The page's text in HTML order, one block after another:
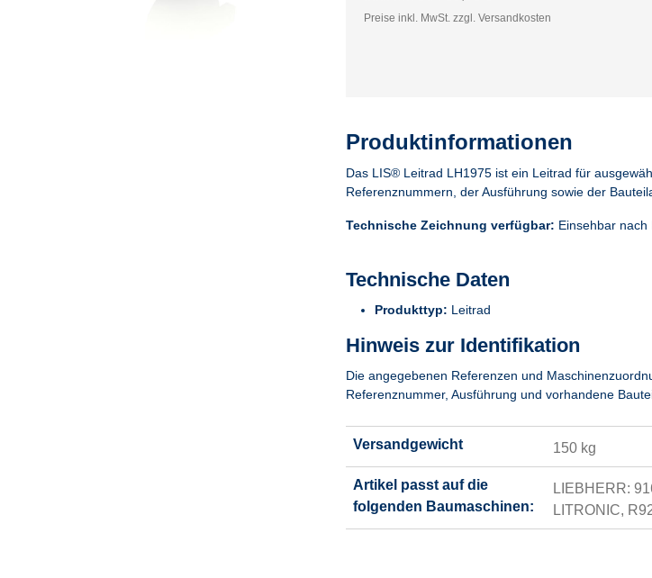
Preise inkl. MwSt. zzgl. Versandkosten
Produktinformationen
Das LIS® Leitrad LH1975 ist ein Leitrad für
Referenznummern, der Ausführung sowie der
Technische Zeichnung verfügbar: Einsehbar nach
Technische Daten
Produkttyp: Leitrad
Hinweis zur Identifikation
Die angegebenen Referenzen und
Referenznummer, Ausführung und vorhandene
Versandgewicht 150 kg
Artikel passt auf die
folgenden Baumaschinen:
LIEBHERR:
LITRONIC,